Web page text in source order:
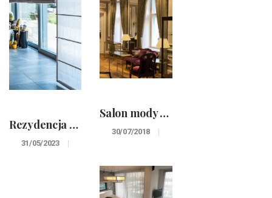
Rezydencja pod Warszawą.
31/05/2023
Salon mody męskiej Balamonte
30/07/2018